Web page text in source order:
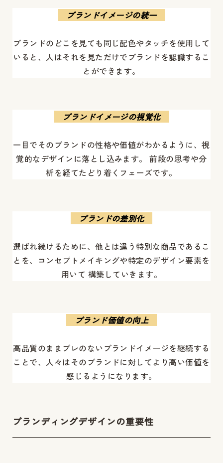
ブランドイメージの統一
ブランドのどこを見ても同じ配色やタッチを使用して
いると、人はそれを見ただけでブランドを認識するこ
とができます。
ブランドイメージの視覚化
一目でそのブランドの性格や価値がわかるように、視
覚的なデザインに落とし込みます。 前段の思考や分
析を経てたどり着くフェーズです。
ブランドの差別化
選ばれ続けるために、他とは違う特別な商品であるこ
とを、コンセプトメイキングや特定のデザイン要素を
用いて 構築していきます。
ブランド価値の向上
高品質のままブレのないブランドイメージを継続する
ことで、人々はそのブランドに対してより高い価値を
感じるようになります。
ブランディングデザインの重要性